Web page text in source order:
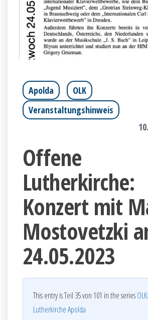
Apolda
OLK
Veranstaltungshinweis
Offene
Lutherkirche:
Konzert mit
Mostovetzki
24.05.2023
This entry is Teil 35 von 101 in the series
Lutherkirche Apolda